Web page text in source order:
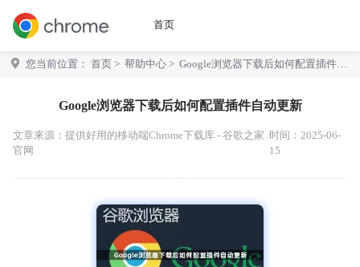
首页
您当前位置： 首页 > 帮助中心 > Google浏览器下载后如何配置插件自
Google浏览器下载后如何配置插件自动更新
文章来源： 提供好用的移动端Chrome下载库 - 谷歌之家
官网
时间：2025-06-
15